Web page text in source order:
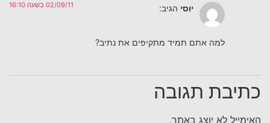
יוסי הגיב: 02/09/11 בשעה 16:10
למה אתם תמיד מתקיפים את נתיב?
כתיבת תגובה
האימייל לא יוצג באתר.